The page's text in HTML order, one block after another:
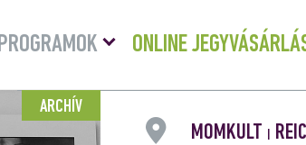
PROGRAMOK
Menü
lenyitása
ONLINE
ARCHÍV
MOMKULT